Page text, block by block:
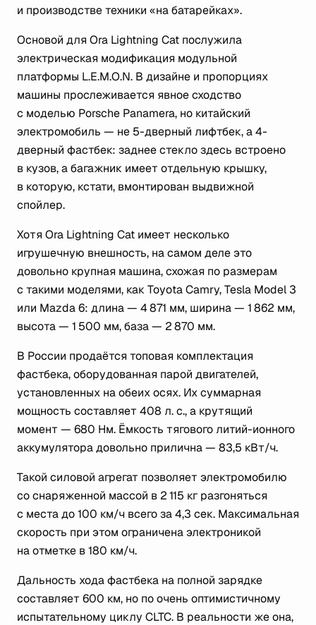
и производстве техники «на батарейках».
Основой для Ora Lightning Cat послужила
электрическая модификация модульной
платформы L.E.M.O.N. В дизайне и пропорциях
машины прослеживается явное сходство
с моделью Porsche Panamera, но китайский
электромобиль — не 5-дверный лифтбек, а 4-
дверный фастбек: заднее стекло здесь встроено
в кузов, а багажник имеет отдельную крышку,
в которую, кстати, вмонтирован выдвижной
спойлер.
Хотя Ora Lightning Cat имеет несколько
игрушечную внешность, на самом деле это
довольно крупная машина, схожая по размерам
с такими моделями, как Toyota Camry, Tesla Model 3
или Mazda 6: длина — 4 871 мм, ширина — 1 862 мм,
высота — 1 500 мм, база — 2 870 мм.
В России продаётся топовая комплектация
фастбека, оборудованная парой двигателей,
установленных на обеих осях. Их суммарная
мощность составляет 408 л. с., а крутящий
момент — 680 Нм. Ёмкость тягового литий-ионного
аккумулятора довольно прилична — 83,5 кВт/ч.
Такой силовой агрегат позволяет электромобилю
со снаряженной массой в 2 115 кг разгоняться
с места до 100 км/ч всего за 4,3 сек. Максимальная
скорость при этом ограничена электроникой
на отметке в 180 км/ч.
Дальность хода фастбека на полной зарядке
составляет 600 км, но по очень оптимистичному
испытательному циклу CLTC. В реальности же она,